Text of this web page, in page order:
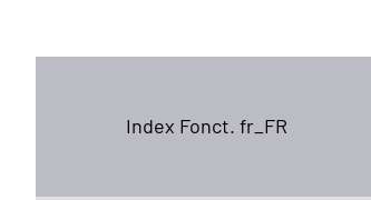
Index Fonct. fr_FR